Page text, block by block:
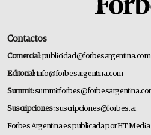
Contactos
Comercial:publicidad@forbesargentina.com
Editorial:info@forbesargentina.com
Summit:
Suscripciones:suscripciones@forbes.ar
Forbes Argentina es publicada por HT Media